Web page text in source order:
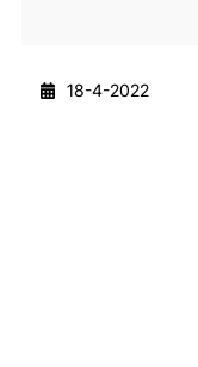
18-4-2022